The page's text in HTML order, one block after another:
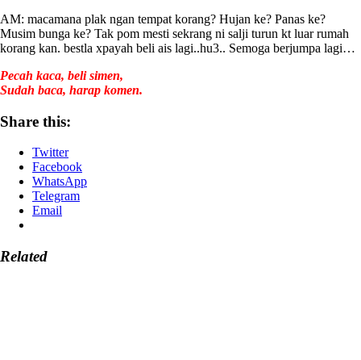
AM: macamana plak ngan tempat korang? Hujan ke? Panas ke?
Musim bunga ke? Tak pom mesti sekrang ni salji turun kt luar rumah
korang kan. bestla xpayah beli ais lagi..hu3.. Semoga berjumpa lagi…
Pecah kaca, beli simen,
Sudah baca, harap komen.
Share this:
Twitter
Facebook
WhatsApp
Telegram
Email
Related